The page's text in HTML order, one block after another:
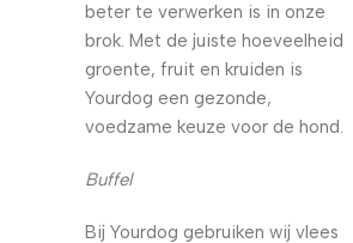
beter te verwerken is in onze
brok. Met de juiste hoeveelheid
groente, fruit en kruiden is
Yourdog een gezonde,
voedzame keuze voor de hond.
Buffel
Bij Yourdog gebruiken wij vlees